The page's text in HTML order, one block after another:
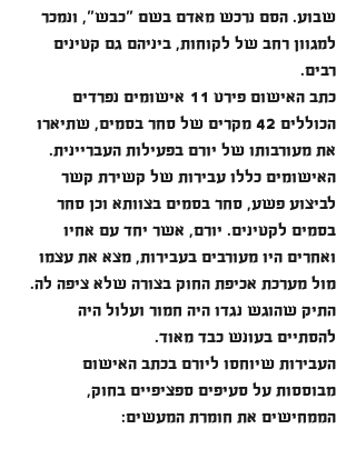
שבוע. הסם נרכש מאדם בשם "כבש", ונמכר
למגוון רחב של לקוחות, ביניהם גם קטינים
רבים.
כתב האישום פירט 11 אישומים נפרדים
הכוללים 42 מקרים של סחר בסמים, שתיארו
את מעורבותו של יורם בפעילות העבריינית.
האישומים כללו עבירות של קשירת קשר
לביצוע פשע, סחר בסמים בצוותא וכן סחר
בסמים לקטינים. יורם, אשר יחד עם אחיו
ואחרים היו מעורבים בעבירות, מצא את עצמו
מול מערכת אכיפת החוק בצורה שלא ציפה לה.
התיק שהוגש נגדו היה חמור ועלול היה
להסתיים בעונש כבד מאוד.
העבירות שיוחסו ליורם בכתב האישום
מבוססות על סעיפים ספציפיים בחוק,
הממחישים את חומרת המעשים: